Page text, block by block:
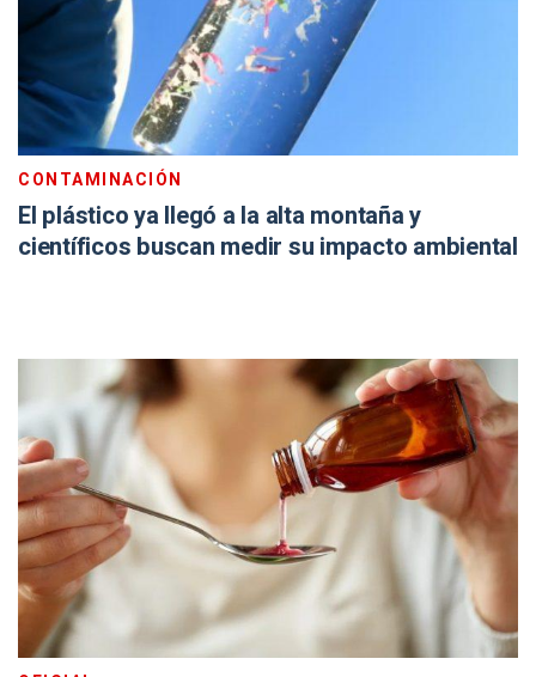
CONTAMINACIÓN
El plástico ya llegó a la alta montaña y
científicos buscan medir su impacto ambiental